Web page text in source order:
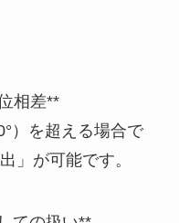
相差**
）を超える場合で
」が可能です。